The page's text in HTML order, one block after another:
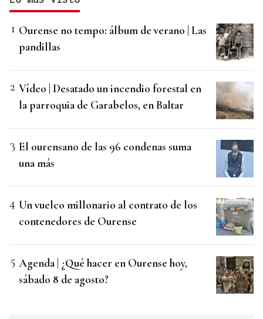
Ourense no tempo: álbum de verano | Las
pandillas
Vídeo | Desatado un incendio forestal en
la parroquia de Garabelos, en Baltar
El ourensano de las 96 condenas suma
una más
Un vuelco millonario al contrato de los
contenedores de Ourense
Agenda | ¿Qué hacer en Ourense hoy,
sábado 8 de agosto?